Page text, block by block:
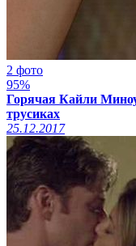
2 фото
95%
Горячая Кайли
трусиках
25.12.2017